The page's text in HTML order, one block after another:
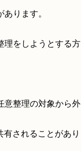
ります。
理をしようとする方
意整理の対象から外
されることがあり